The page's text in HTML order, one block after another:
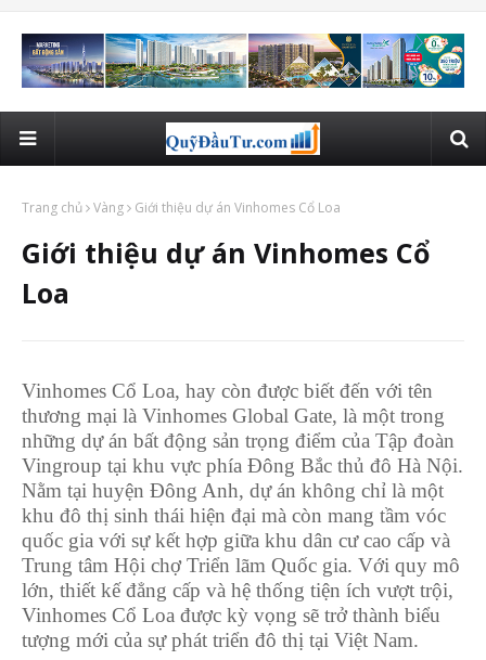
Trang chủ Vàng Giới thiệu dự án Vinhomes Cổ Loa
Giới thiệu dự án Vinhomes Cổ
Loa
Vinhomes Cổ Loa, hay còn được biết đến với tên
thương mại là Vinhomes Global Gate, là một trong
những dự án bất động sản trọng điểm của Tập đoàn
Vingroup tại khu vực phía Đông Bắc thủ đô Hà Nội.
Nằm tại huyện Đông Anh, dự án không chỉ là một
khu đô thị sinh thái hiện đại mà còn mang tầm vóc
quốc gia với sự kết hợp giữa khu dân cư cao cấp và
Trung tâm Hội chợ Triển lãm Quốc gia. Với quy mô
lớn, thiết kế đẳng cấp và hệ thống tiện ích vượt trội,
Vinhomes Cổ Loa được kỳ vọng sẽ trở thành biểu
tượng mới của sự phát triển đô thị tại Việt Nam.